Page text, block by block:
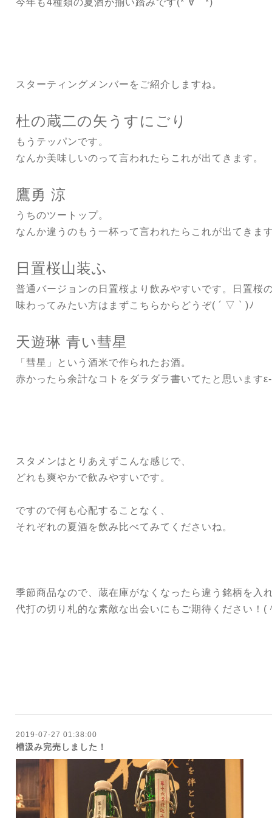
今年も4種類の夏酒が揃い踏みです(*´∀｀*)
スターティングメンバーをご紹介しますね。
杜の蔵二の矢うすにごり
もうテッパンです。
なんか美味しいのって言われたらこれが出てきます。
鷹勇 涼
うちのツートップ。
なんか違うのもう一杯って言われたらこれが出てきます
日置桜山装ふ
普通バージョンの日置桜より飲みやすいです。日置桜
味わってみたい方はまずこちらからどうぞ( ´ ▽ ` )ﾉ
天遊琳 青い彗星
「彗星」という酒米で作られたお酒。
赤かったら余計なコトをダラダラ書いてたと思います
スタメンはとりあえずこんな感じで、
どれも爽やかで飲みやすいです。
ですので何も心配することなく、
それぞれの夏酒を飲み比べてみてくださいね。
季節商品なので、蔵在庫がなくなったら違う銘柄を入れ
代打の切り札的な素敵な出会いにもご期待ください！(
2019-07-27 01:38:00
槽汲み完売しました！